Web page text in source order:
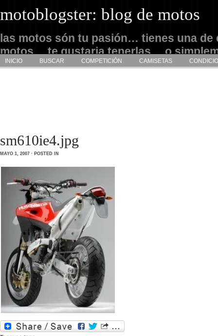
motoblogster: blog de motos
las motos són tu pasión… tienes una de
motos… te gustaria tenerlas… o
admirarlas… este es tu sitio
INICIO BUSCAR COMPETICIÓN CAMISETAS
sm610ie4.jpg
MAYO 1, 2007 · POSTED IN